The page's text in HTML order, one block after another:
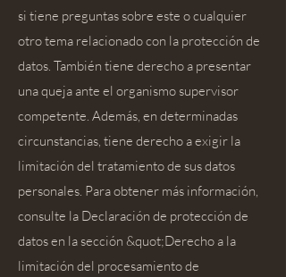
si tiene preguntas sobre este o cualquier
otro tema relacionado con la protección de
datos. También tiene derecho a presentar
una queja ante el organismo supervisor
competente. Además, en determinadas
circunstancias, tiene derecho a exigir la
limitación del tratamiento de sus datos
personales. Para obtener más información,
consulte la Declaración de protección de
datos en la sección &quot;Derecho a la
limitación del procesamiento de